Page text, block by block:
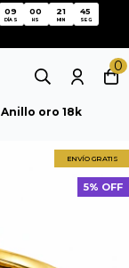
09
09
DÍAS
00
00
HS
21
21
MIN
45
45
SEG
0
Anillo oro 18k
ENVÍO GRATIS
5% OFF